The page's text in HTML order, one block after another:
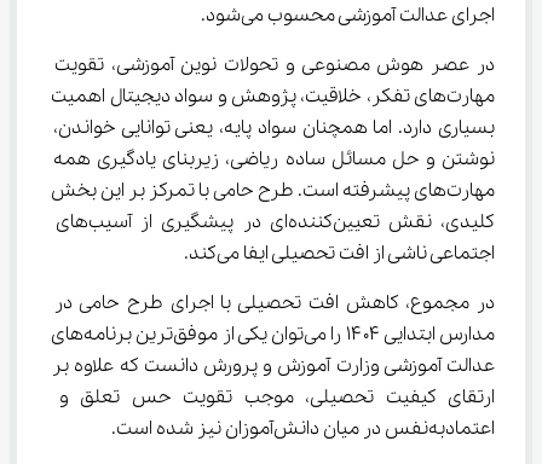
اجرای عدالت آموزشی محسوب می‌شود.
در عصر هوش مصنوعی و تحولات نوین آموزشی، تقویت
مهارت‌های تفکر، خلاقیت، پژوهش و سواد دیجیتال اهمیت
بسیاری دارد. اما همچنان سواد پایه، یعنی توانایی خواندن،
نوشتن و حل مسائل ساده ریاضی، زیربنای یادگیری همه
مهارت‌های پیشرفته است. طرح حامی با تمرکز بر این بخش
کلیدی، نقش تعیین‌کننده‌ای در پیشگیری از آسیب‌های
اجتماعی ناشی از افت تحصیلی ایفا می‌کند.
در مجموع، کاهش افت تحصیلی با اجرای طرح حامی در
مدارس ابتدایی ۱۴۰۴ را می‌توان یکی از موفق‌ترین برنامه‌های
عدالت آموزشی وزارت آموزش و پرورش دانست که علاوه بر
ارتقای کیفیت تحصیلی، موجب تقویت حس تعلق و
اعتمادبه‌نفس در میان دانش‌آموزان نیز شده است.